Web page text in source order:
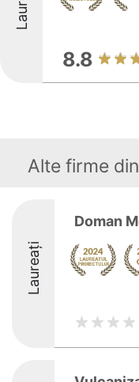
8.8
Alte firme
Laureați
Doman